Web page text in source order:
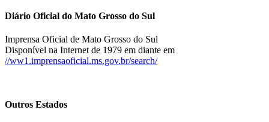
Diário Oficial do Mato Grosso do Sul
Imprensa Oficial de Mato Grosso do Sul
Disponível na Internet de 1979 em diante em
//ww1.imprensaoficial.ms.gov.br/search/
Outros Estados